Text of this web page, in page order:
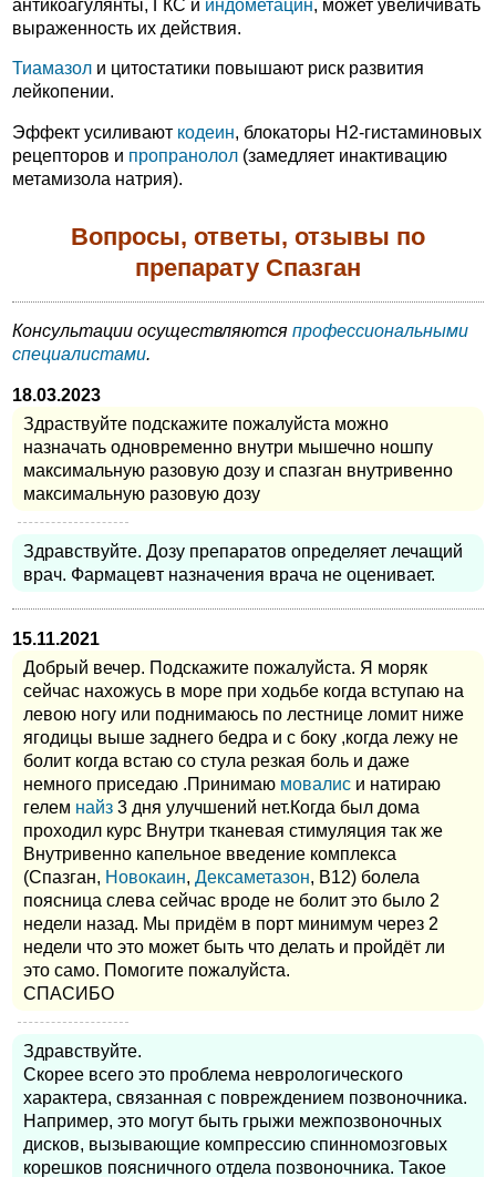
антикоагулянты, ГКС и индометацин, может увеличивать
выраженность их действия.
Тиамазол и цитостатики повышают риск развития
лейкопении.
Эффект усиливают кодеин, блокаторы H2-гистаминовых
рецепторов и пропранолол (замедляет инактивацию
метамизола натрия).
Вопросы, ответы, отзывы по
препарату Спазган
Консультации осуществляются профессиональными
специалистами.
18.03.2023
Здраствуйте подскажите пожалуйста можно
назначать одновременно внутри мышечно ношпу
максимальную разовую дозу и спазган внутривенно
максимальную разовую дозу
Здравствуйте. Дозу препаратов определяет лечащий
врач. Фармацевт назначения врача не оценивает.
15.11.2021
Добрый вечер. Подскажите пожалуйста. Я моряк
сейчас нахожусь в море при ходьбе когда вступаю на
левою ногу или поднимаюсь по лестнице ломит ниже
ягодицы выше заднего бедра и с боку ,когда лежу не
болит когда встаю со стула резкая боль и даже
немного приседаю .Принимаю мовалис и натираю
гелем найз 3 дня улучшений нет.Когда был дома
проходил курс Внутри тканевая стимуляция так же
Внутривенно капельное введение комплекса
(Спазган, Новокаин, Дексаметазон, В12) болела
поясница слева сейчас вроде не болит это было 2
недели назад. Мы придём в порт минимум через 2
недели что это может быть что делать и пройдёт ли
это само. Помогите пожалуйста.
СПАСИБО
Здравствуйте.
Скорее всего это проблема неврологического
характера, связанная с повреждением позвоночника.
Например, это могут быть грыжи межпозвоночных
дисков, вызывающие компрессию спинномозговых
корешков поясничного отдела позвоночника. Такое